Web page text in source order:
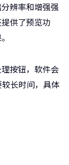
辨率和增强强
供了预览功
按钮，软件会
长时间，具体